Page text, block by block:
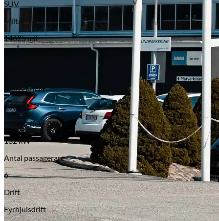
SUV
Miltal
14625 mil
Motoreffekt
180 HK
Motoreffekt (kW)
132 kW
Antal passagerare
6
Drift
Fyrhjulsdrift